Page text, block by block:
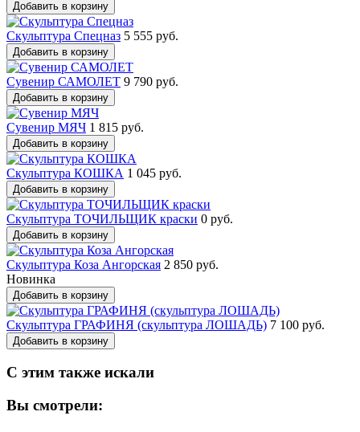
Добавить в корзину
Скульптура Спецназ 5 555 руб.
Добавить в корзину
Сувенир САМОЛЕТ 9 790 руб.
Добавить в корзину
Сувенир МЯЧ 1 815 руб.
Добавить в корзину
Скульптура КОШКА 1 045 руб.
Добавить в корзину
Скульптура ТОЧИЛЬЩИК краски 0 руб.
Добавить в корзину
Скульптура Коза Ангорская 2 850 руб.
Новинка
Добавить в корзину
Скульптура ГРАФИНЯ (скульптура ЛОШАДЬ) 7 100 руб.
Добавить в корзину
С этим также искали
Вы смотрели: